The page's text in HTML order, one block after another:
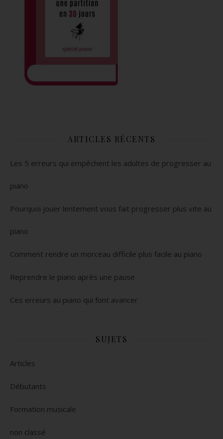
ARTICLES RÉCENTS
Les 5 erreurs qui empêchent les adultes de progresser au
piano
Pourquoi jouer lentement vous fait progresser plus vite au
piano
Comment rendre un morceau difficile plus facile au piano
Reprendre le piano après une pause
Ces erreurs au piano qui font avancer
SUJETS
Articles
Débutants
Formation musicale
non classé